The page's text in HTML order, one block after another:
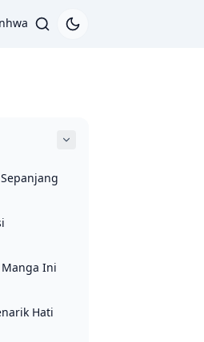
Manga Ini
Hati